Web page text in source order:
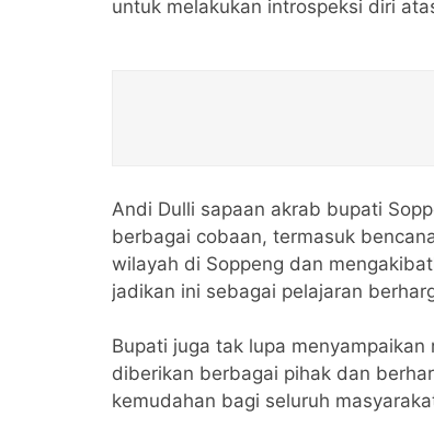
untuk melakukan introspeksi diri
Andi Dulli sapaan akrab bupati
berbagai cobaan, termasuk
wilayah di Soppeng dan
jadikan ini sebagai pelajaran
Bupati juga tak lupa
diberikan berbagai pihak dan
kemudahan bagi seluruh